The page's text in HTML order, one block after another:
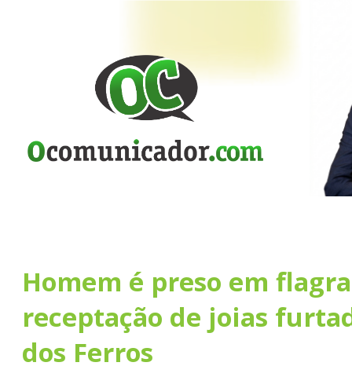
Homem é preso em
receptação de joias
dos Ferros